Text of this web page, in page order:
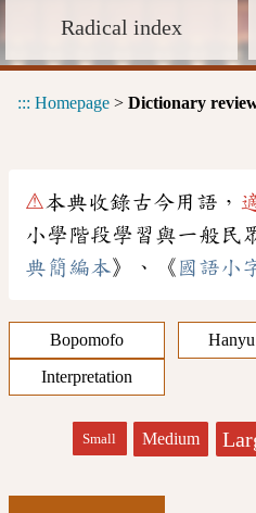
Radical index
::: Homepage > Dictionary
⚠本典收錄古今用語，
小學階段學習與一般民
典簡編本》、《 國語小
Bopomofo
Interpretation
Small Medium